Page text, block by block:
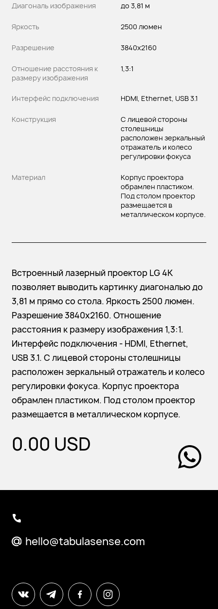
Диагональ изображения до 3,81 м
Яркость 2500 люмен
Разрешение 3840х2160
Отношение расстояния к
размеру изображения
1,3:1
Интерфейс подключения HDMI, Ethernet, USB 3.1
Конструкция
С лицевой стороны
столешницы
расположен зеркальный
отражатель и колесо
регулировки фокуса
Материал
Корпус проектора
обрамлен пластиком.
Под столом проектор
размещается в
металлическом корпусе.
Встроенный лазерный проектор LG 4K
позволяет выводить картинку диагональю до
3,81 м прямо со стола. Яркость 2500 люмен.
Разрешение 3840х2160. Отношение
расстояния к размеру изображения 1,3:1.
Интерфейс подключения - HDMI, Ethernet,
USB 3.1. С лицевой стороны столешницы
расположен зеркальный отражатель и колесо
регулировки фокуса. Корпус проектора
обрамлен пластиком. Под столом проектор
размещается в металлическом корпусе.
0.00 USD
hello@tabulasense.com